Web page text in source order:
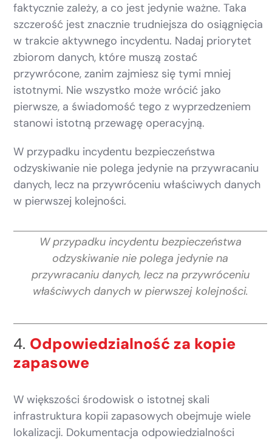
faktycznie zależy, a co jest jedynie ważne. Taka
szczerość jest znacznie trudniejsza do osiągnięcia
w trakcie aktywnego incydentu. Nadaj priorytet
zbiorom danych, które muszą zostać
przywrócone, zanim zajmiesz się tymi mniej
istotnymi. Nie wszystko może wrócić jako
pierwsze, a świadomość tego z wyprzedzeniem
stanowi istotną przewagę operacyjną.
W przypadku incydentu bezpieczeństwa
odzyskiwanie nie polega jedynie na przywracaniu
danych, lecz na przywróceniu właściwych danych
w pierwszej kolejności.
W przypadku incydentu bezpieczeństwa
odzyskiwanie nie polega jedynie na
przywracaniu danych, lecz na przywróceniu
właściwych danych w pierwszej kolejności.
4. Odpowiedzialność za kopie
zapasowe
W większości środowisk o istotnej skali
infrastruktura kopii zapasowych obejmuje wiele
lokalizacji. Dokumentacja odpowiedzialności